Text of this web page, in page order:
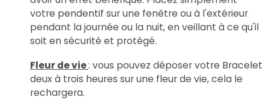
votre pendentif sur une fenêtre ou à l'extérieur
pendant la journée ou la nuit, en veillant à ce qu'il
soit en sécurité et protégé.
Fleur de vie: vous pouvez déposer votre Bracelet
deux à trois heures sur une fleur de vie, cela le
rechargera.